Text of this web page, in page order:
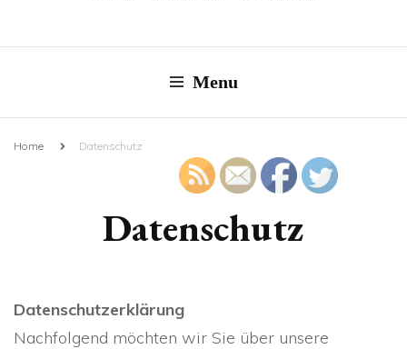
Menu
Home Datenschutz
Datenschutz
Datenschutzerklärung
Nachfolgend möchten wir Sie über unsere